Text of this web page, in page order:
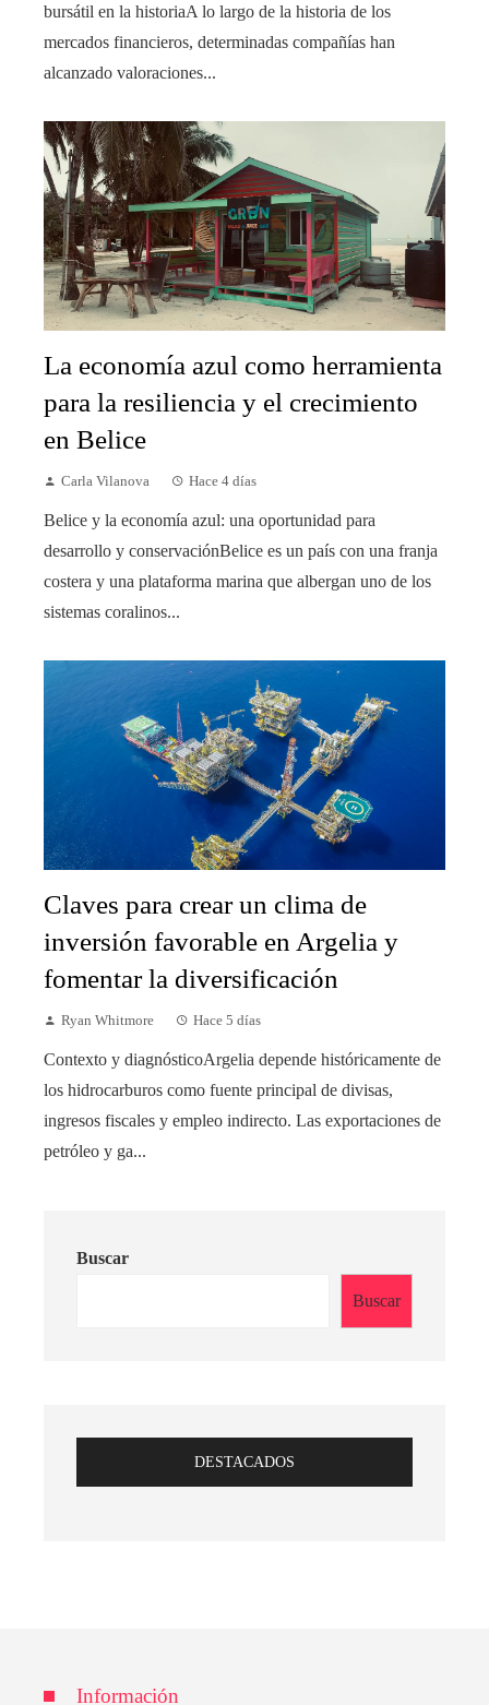
bursátil en la historiaA lo largo de la historia de los
mercados financieros, determinadas compañías han
alcanzado valoraciones...
La economía azul como herramienta
para la resiliencia y el crecimiento
en Belice
Carla Vilanova Hace 4 días
Belice y la economía azul: una oportunidad para
desarrollo y conservaciónBelice es un país con una franja
costera y una plataforma marina que albergan uno de los
sistemas coralinos...
Claves para crear un clima de
inversión favorable en Argelia y
fomentar la diversificación
Ryan Whitmore Hace 5 días
Contexto y diagnósticoArgelia depende históricamente de
los hidrocarburos como fuente principal de divisas,
ingresos fiscales y empleo indirecto. Las exportaciones de
petróleo y ga...
Buscar
Buscar
DESTACADOS
Información